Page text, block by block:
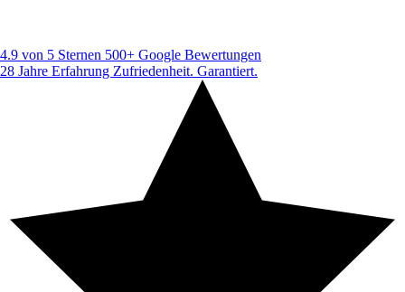
4.9 von 5 Sternen 500+ Google Bewertungen
28 Jahre Erfahrung Zufriedenheit. Garantiert.